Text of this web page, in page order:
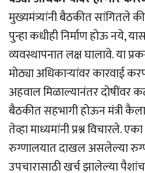
मुख्यमंत्र्यांनी बैठकीत सांगितले
पुन्हा कधीही निर्माण होऊ नये,
व्यवस्थापनात लक्ष घालावे. या
मोठ्या अधिकार्‍यांवर कारवाई
अहवाल मिळाल्यानंतर दोषींवर
बैठकीत सहभागी होऊन मंत्री
तेव्हा माध्यमांनी प्रश्न विचारले.
रुग्णालयात दाखल असलेल्या
उपचारासाठी खर्च झालेल्या